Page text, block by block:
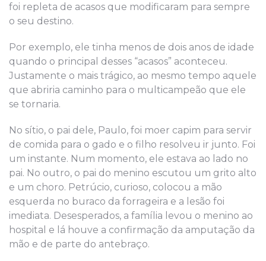
foi repleta de acasos que modificaram para sempre
o seu destino.
Por exemplo, ele tinha menos de dois anos de idade
quando o principal desses “acasos” aconteceu.
Justamente o mais trágico, ao mesmo tempo aquele
que abriria caminho para o multicampeão que ele
se tornaria.
No sítio, o pai dele, Paulo, foi moer capim para servir
de comida para o gado e o filho resolveu ir junto. Foi
um instante. Num momento, ele estava ao lado no
pai. No outro, o pai do menino escutou um grito alto
e um choro. Petrúcio, curioso, colocou a mão
esquerda no buraco da forrageira e a lesão foi
imediata. Desesperados, a família levou o menino ao
hospital e lá houve a confirmação da amputação da
mão e de parte do antebraço.